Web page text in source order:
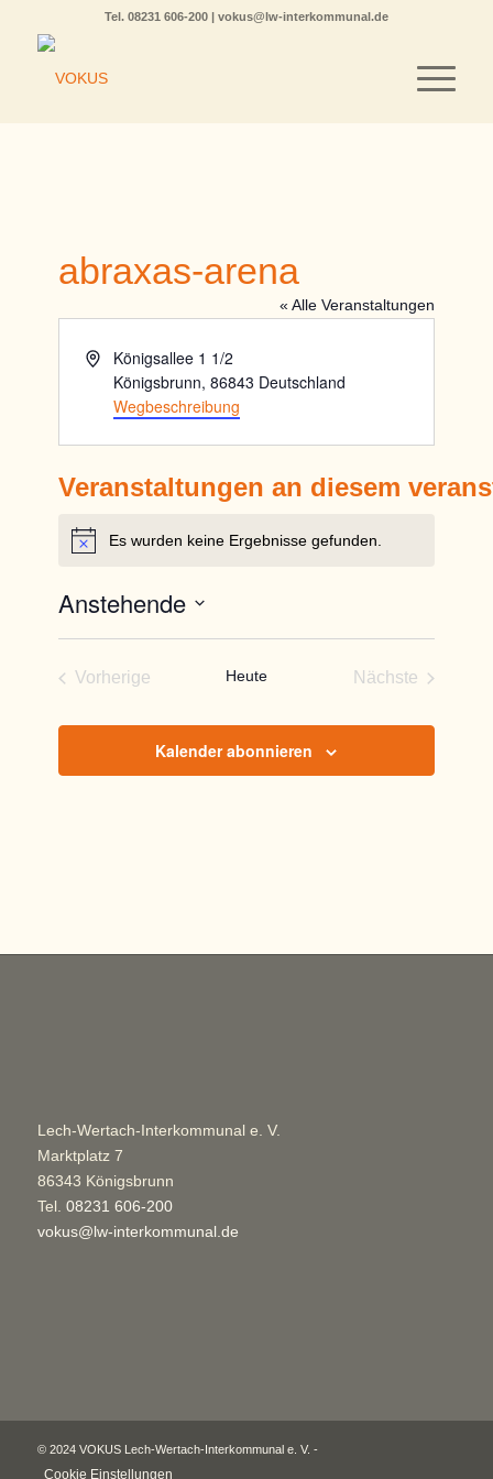
Tel. 08231 606-200 | vokus@lw-interkommunal.de
abraxas-arena
« Alle Veranstaltungen
AdresseKönigsallee 1 1/2
Königsbrunn, 86843 Deutschland
Wegbeschreibung
Veranstaltungen an diesem
HinweisEs wurden keine Ergebnisse gefunden.
Anstehende
Vorherige
Heute
Nächste
Kalender abonnieren
Lech-Wertach-Interkommunal e. V.
Marktplatz 7
86343 Königsbrunn
Tel. 08231 606-200
vokus@lw-interkommunal.de
© 2024 VOKUS Lech-Wertach-Interkommunal e. V. -
Cookie Einstellungen